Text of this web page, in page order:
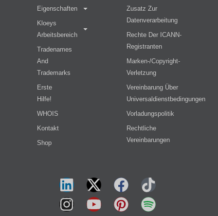
Eigenschaften
Kloeys
Arbeitsbereich
Tradenames
And
Trademarks
Erste
Hilfe!
WHOIS
Kontakt
Shop
Zusatz Zur
Datenverarbeitung
Rechte Der ICANN-
Registranten
Marken-/Copyright-
Verletzung
Vereinbarung Über
Universaldienstbedingungen
Vorladungspolitik
Rechtliche
Vereinbarungen